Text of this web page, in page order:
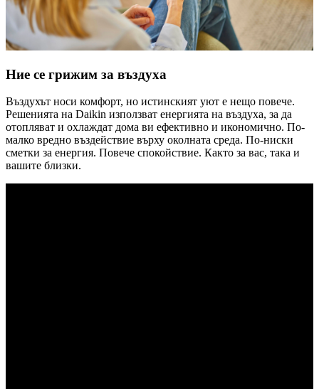
Ние се грижим за въздуха
Въздухът носи комфорт, но истинският уют е нещо повече.
Решенията на Daikin използват енергията на въздуха, за да
отопляват и охлаждат дома ви ефективно и икономично. По-
малко вредно въздействие върху околната среда. По-ниски
сметки за енергия. Повече спокойствие. Както за вас, така и
вашите близки.